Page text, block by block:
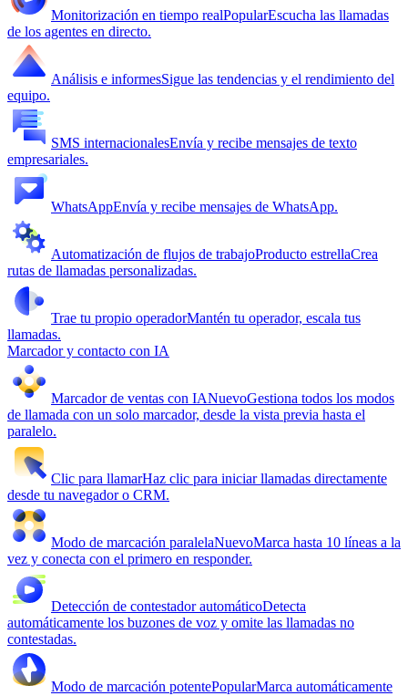
Monitorización en tiempo realPopularEscucha las llamadas
de los agentes en directo.
Análisis e informesSigue las tendencias y el rendimiento del
equipo.
SMS internacionalesEnvía y recibe mensajes de texto
empresariales.
WhatsAppEnvía y recibe mensajes de WhatsApp.
Automatización de flujos de trabajoProducto estrellaCrea
rutas de llamadas personalizadas.
Trae tu propio operadorMantén tu operador, escala tus
llamadas.
Marcador y contacto con IA
Marcador de ventas con IANuevoGestiona todos los modos
de llamada con un solo marcador, desde la vista previa hasta el
paralelo.
Clic para llamarHaz clic para iniciar llamadas directamente
desde tu navegador o CRM.
Modo de marcación paralelaNuevoMarca hasta 10 líneas a la
vez y conecta con el primero en responder.
Detección de contestador automáticoDetecta
automáticamente los buzones de voz y omite las llamadas no
contestadas.
Modo de marcación potentePopularMarca automáticamente